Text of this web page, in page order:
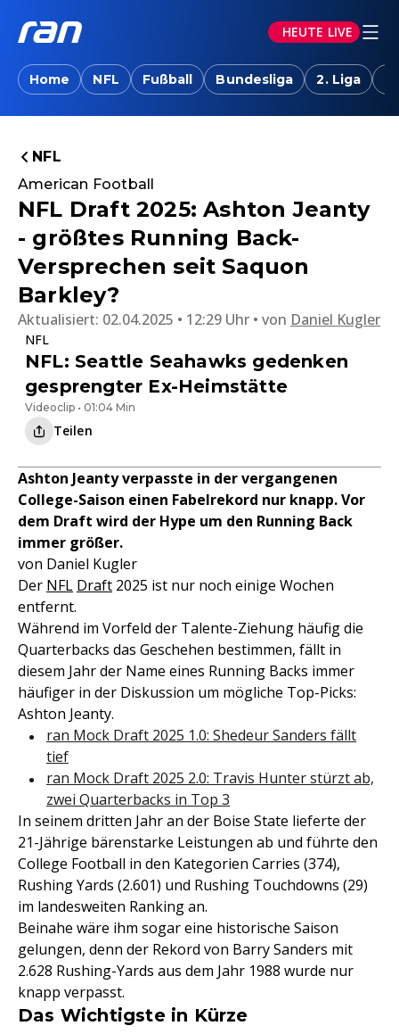
HEUTE LIVE
Home NFL Fußball Bundesliga 2. Liga
NFL
American Football
NFL Draft 2025: Ashton Jeanty
- größtes Running Back-
Versprechen seit Saquon
Barkley?
Aktualisiert: 02.04.2025 • 12:29 Uhr von Daniel Kugler
NFL
NFL: Seattle Seahawks gedenken
gesprengter Ex-Heimstätte
Videoclip • 01:04 Min
Teilen
Ashton Jeanty verpasste in der vergangenen
College-Saison einen Fabelrekord nur knapp. Vor
dem Draft wird der Hype um den Running Back
immer größer.
von Daniel Kugler
Der NFL Draft 2025 ist nur noch einige Wochen
entfernt.
Während im Vorfeld der Talente-Ziehung häufig die
Quarterbacks das Geschehen bestimmen, fällt in
diesem Jahr der Name eines Running Backs immer
häufiger in der Diskussion um mögliche Top-Picks:
Ashton Jeanty.
ran Mock Draft 2025 1.0: Shedeur Sanders fällt
tief
ran Mock Draft 2025 2.0: Travis Hunter stürzt ab,
zwei Quarterbacks in Top 3
In seinem dritten Jahr an der Boise State lieferte der
21-Jährige bärenstarke Leistungen ab und führte den
College Football in den Kategorien Carries (374),
Rushing Yards (2.601) und Rushing Touchdowns (29)
im landesweiten Ranking an.
Beinahe wäre ihm sogar eine historische Saison
gelungen, denn der Rekord von Barry Sanders mit
2.628 Rushing-Yards aus dem Jahr 1988 wurde nur
knapp verpasst.
Das Wichtigste in Kürze